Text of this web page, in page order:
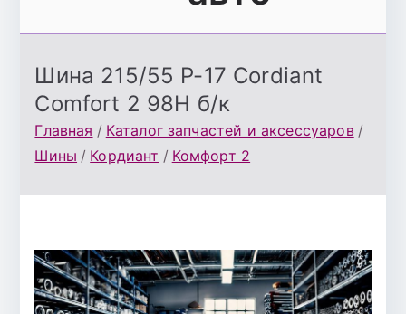
Шина 215/55 Р-17 Cordiant
Сomfort 2 98H б/к
Главная
Каталог запчастей и аксессуаров
Шины
Кордиант Комфорт 2